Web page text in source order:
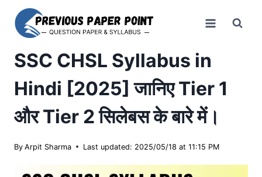
content
SSC CHSL Syllabus in
Hindi [2025] जानिए Tier 1
और Tier 2 सिलेबस के बारे में।
By Arpit Sharma Last updated: 2025/05/18 at 11:15 PM